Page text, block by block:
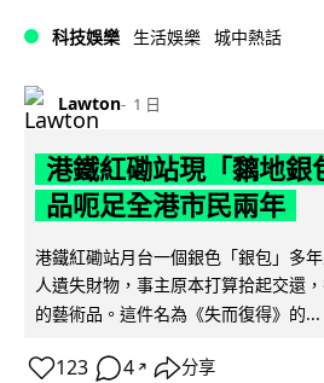
科技娛樂 生活娛樂 城中熱話
Lawton 1 日
港鐵紅磡站現「黐地銀
品呃足全港市民兩年
港鐵紅磡站月台一個銀色「銀包」多
人遺失財物，事主原本打算拾起交還
的藝術品。這件名為《失而復得》的...
123 4 ↗ 分享